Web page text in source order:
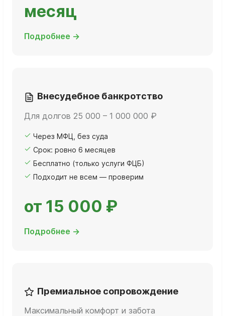
месяц
Подробнее →
Внесудебное банкротство
Для долгов 25 000 – 1 000 000 ₽
Через МФЦ, без суда
Срок: ровно 6 месяцев
Бесплатно (только услуги ФЦБ)
Подходит не всем — проверим
от 15 000 ₽
Подробнее →
Премиальное сопровождение
Максимальный комфорт и забота